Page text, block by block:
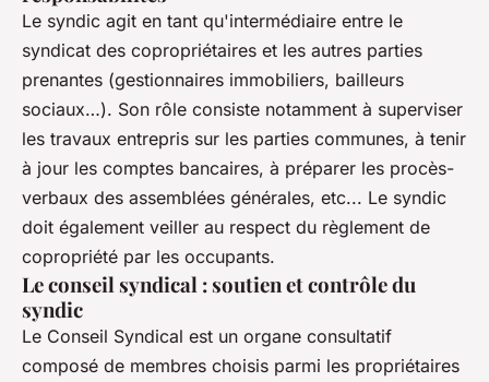
Le syndic agit en tant qu'intermédiaire entre le
syndicat des copropriétaires et les autres parties
prenantes (gestionnaires immobiliers, bailleurs
sociaux…). Son rôle consiste notamment à superviser
les travaux entrepris sur les parties communes, à tenir
à jour les comptes bancaires, à préparer les procès-
verbaux des assemblées générales, etc... Le syndic
doit également veiller au respect du règlement de
copropriété par les occupants.
Le conseil syndical : soutien et contrôle du
syndic
Le Conseil Syndical est un organe consultatif
composé de membres choisis parmi les propriétaires